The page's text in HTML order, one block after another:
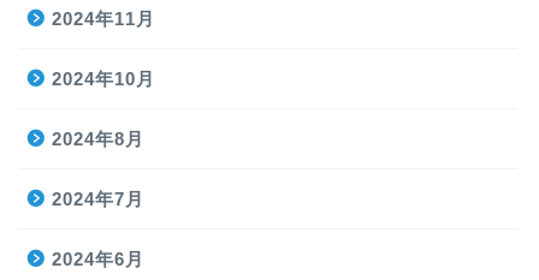
2024年11月
2024年10月
2024年8月
2024年7月
2024年6月